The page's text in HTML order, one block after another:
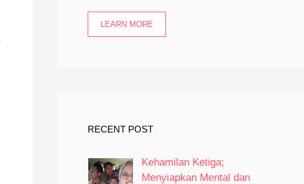
LEARN MORE
RECENT POST
Kehamilan Ketiga;
Menyiapkan Mental dan